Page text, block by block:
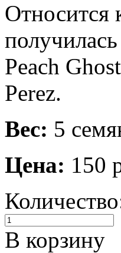
Относится
Peach
Perez.
Вес: 5
Цена: 150
В корзину